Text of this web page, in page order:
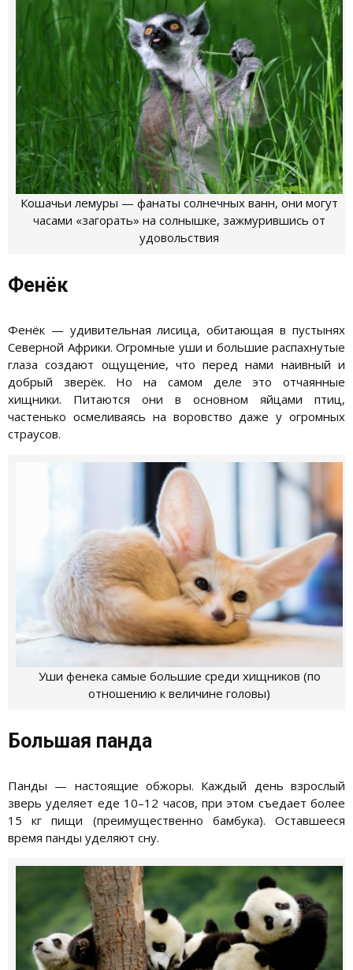
Кошачьи лемуры — фанаты солнечных ванн, они могут
часами «загорать» на солнышке, зажмурившись от
удовольствия
Фенёк
Фенёк — удивительная лисица, обитающая в пустынях
Северной Африки. Огромные уши и большие распахнутые
глаза создают ощущение, что перед нами наивный и
добрый зверёк. Но на самом деле это отчаянные
хищники. Питаются они в основном яйцами птиц,
частенько осмеливаясь на воровство даже у огромных
страусов.
Уши фенека самые большие среди хищников (по
отношению к величине головы)
Большая панда
Панды — настоящие обжоры. Каждый день взрослый
зверь уделяет еде 10–12 часов, при этом съедает более
15 кг пищи (преимущественно бамбука). Оставшееся
время панды уделяют сну.